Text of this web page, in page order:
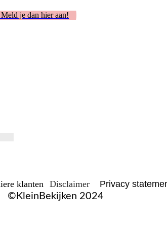
je dan hier aan!
klanten Disclaimer
Privacy
©KleinBekijken 2024